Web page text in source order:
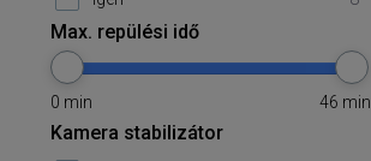
Max. repülési idő
0 min 46 min
Kamera stabilizátor